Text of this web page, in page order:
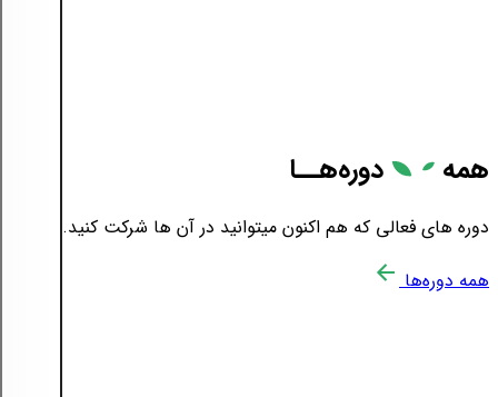
همه دوره‌هــا
دوره های فعالی که هم اکنون میتوانید در آن ها شرکت کنید.
همه دوره‌ها